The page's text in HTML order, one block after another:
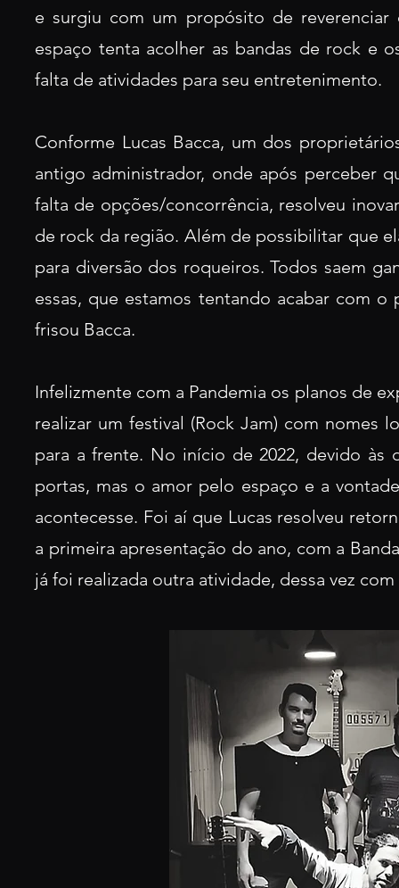
e surgiu com um propósito de
espaço tenta acolher as bandas de rock e
falta de atividades para seu entretenimento.
Conforme Lucas Bacca, um dos
antigo administrador, onde após perceber
falta de opções/concorrência, resolveu
de rock da região. Além de possibilitar que
para diversão dos roqueiros. Todos saem
essas, que estamos tentando acabar com
frisou Bacca.
Infelizmente com a Pandemia os planos de
realizar um festival (Rock Jam) com nomes
para a frente. No início de 2022, devido às
portas, mas o amor pelo espaço e a
acontecesse. Foi aí que Lucas resolveu
a primeira apresentação do ano, com a
já foi realizada outra atividade, dessa vez